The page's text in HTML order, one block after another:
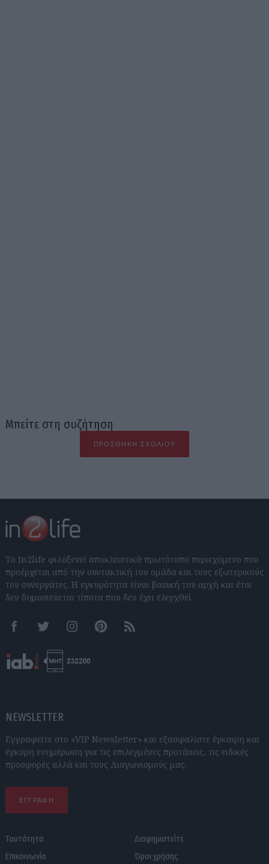
Μπείτε στη συζήτηση
ΠΡΟΣΘΉΚΗ ΣΧΟΛΊΟΥ
Το In2life φιλοξενεί αποκλειστικά πρωτότυπο περιεχόμενο που
προέρχεται από την συντακτική του ομάδα και τους εξωτερικούς
του συνεργάτες. Η εγκυρότητα είναι βασική του αρχή και έτσι
δεν δημοσιεύεται τίποτα που δεν έχει ελεγχθεί.
FacebookTwitter InstagramPinterestRSS feeds
NEWSLETTER
Εγγραφείτε στο «VIP Newsletter» και εξασφαλίστε έγκαιρη και
έγκυρη ενημέρωση για τις επιλεγμένες προτάσεις, τις ειδικές
προσφορές αλλά και τους Διαγωνισμούς μας.
ΕΓΓΡΑΦΗ
Ταυτότητα
Επικοινωνία
Διαφημιστείτε
Όροι χρήσης